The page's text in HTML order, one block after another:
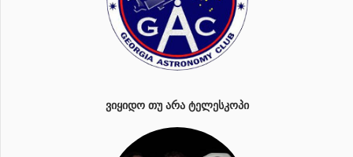
ᲕᲘᲧᲘᲓᲝ ᲗᲣ ᲐᲠᲐ ᲢᲔᲚᲔᲡᲙᲝᲞᲘ